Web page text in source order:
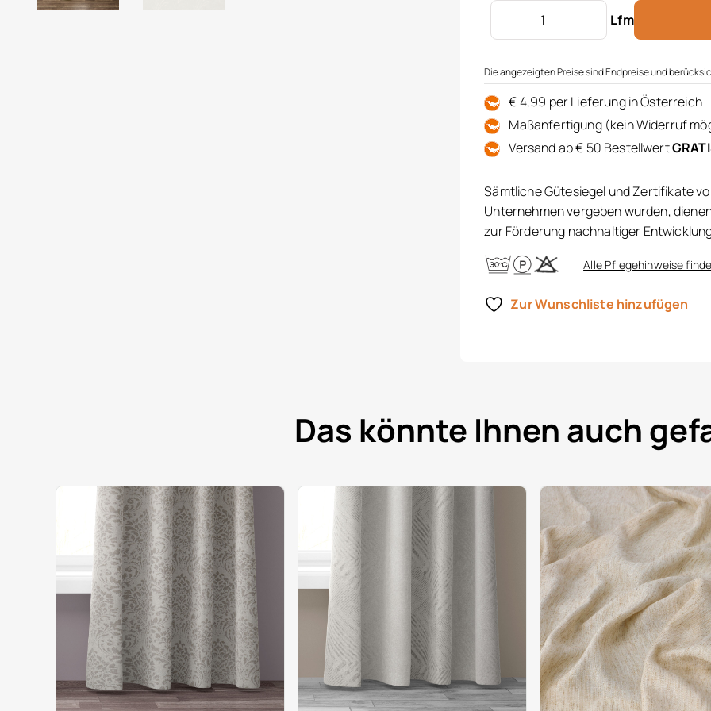
Lfm
Dekostoff bestickt Menge
Die angezeigten Preise sind Endpreise und
€ 4,99 per Lieferung in Österreich
Maßanfertigung (kein Widerruf
Versand ab € 50 Bestellwert
Sämtliche Gütesiegel und Zertifikate
Unternehmen vergeben wurden,
zur Förderung nachhaltiger
Alle Pflegehinweise
Zur Wunschliste hinzufügen
Das könnte Ihnen auch